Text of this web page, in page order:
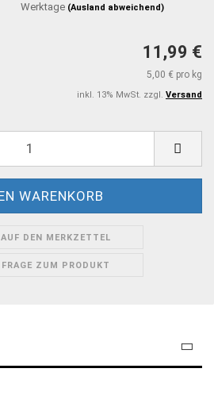
Werktage (Ausland abweichend)
11,99 €
5,00 € pro kg
inkl. 13% MwSt. zzgl. Versand
AUF DEN MERKZETTEL
FRAGE ZUM PRODUKT